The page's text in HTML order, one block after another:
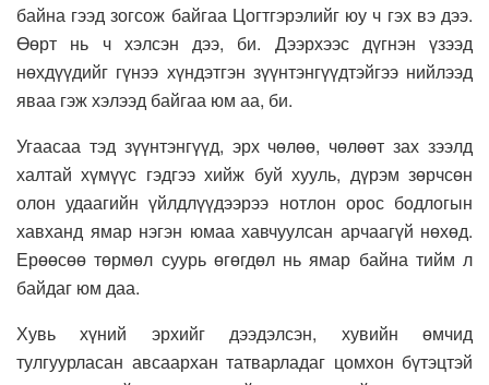
байна гээд зогсож байгаа Цогтгэрэлийг юу ч гэх вэ дээ.
Өөрт нь ч хэлсэн дээ, би. Дээрхээс дүгнэн үзээд
нөхдүүдийг гүнээ хүндэтгэн зүүнтэнгүүдтэйгээ нийлээд
яваа гэж хэлээд байгаа юм аа, би.
Угаасаа тэд зүүнтэнгүүд, эрх чөлөө, чөлөөт зах зээлд
халтай хүмүүс гэдгээ хийж буй хууль, дүрэм зөрчсөн
олон удаагийн үйлдлүүдээрээ нотлон орос бодлогын
хавханд ямар нэгэн юмаа хавчуулсан арчаагүй нөхөд.
Ерөөсөө төрмөл суурь өгөгдөл нь ямар байна тийм л
байдаг юм даа.
Хувь хүний эрхийг дээдэлсэн, хувийн өмчид
тулгуурласан авсаархан татварладаг цомхон бүтэцтэй